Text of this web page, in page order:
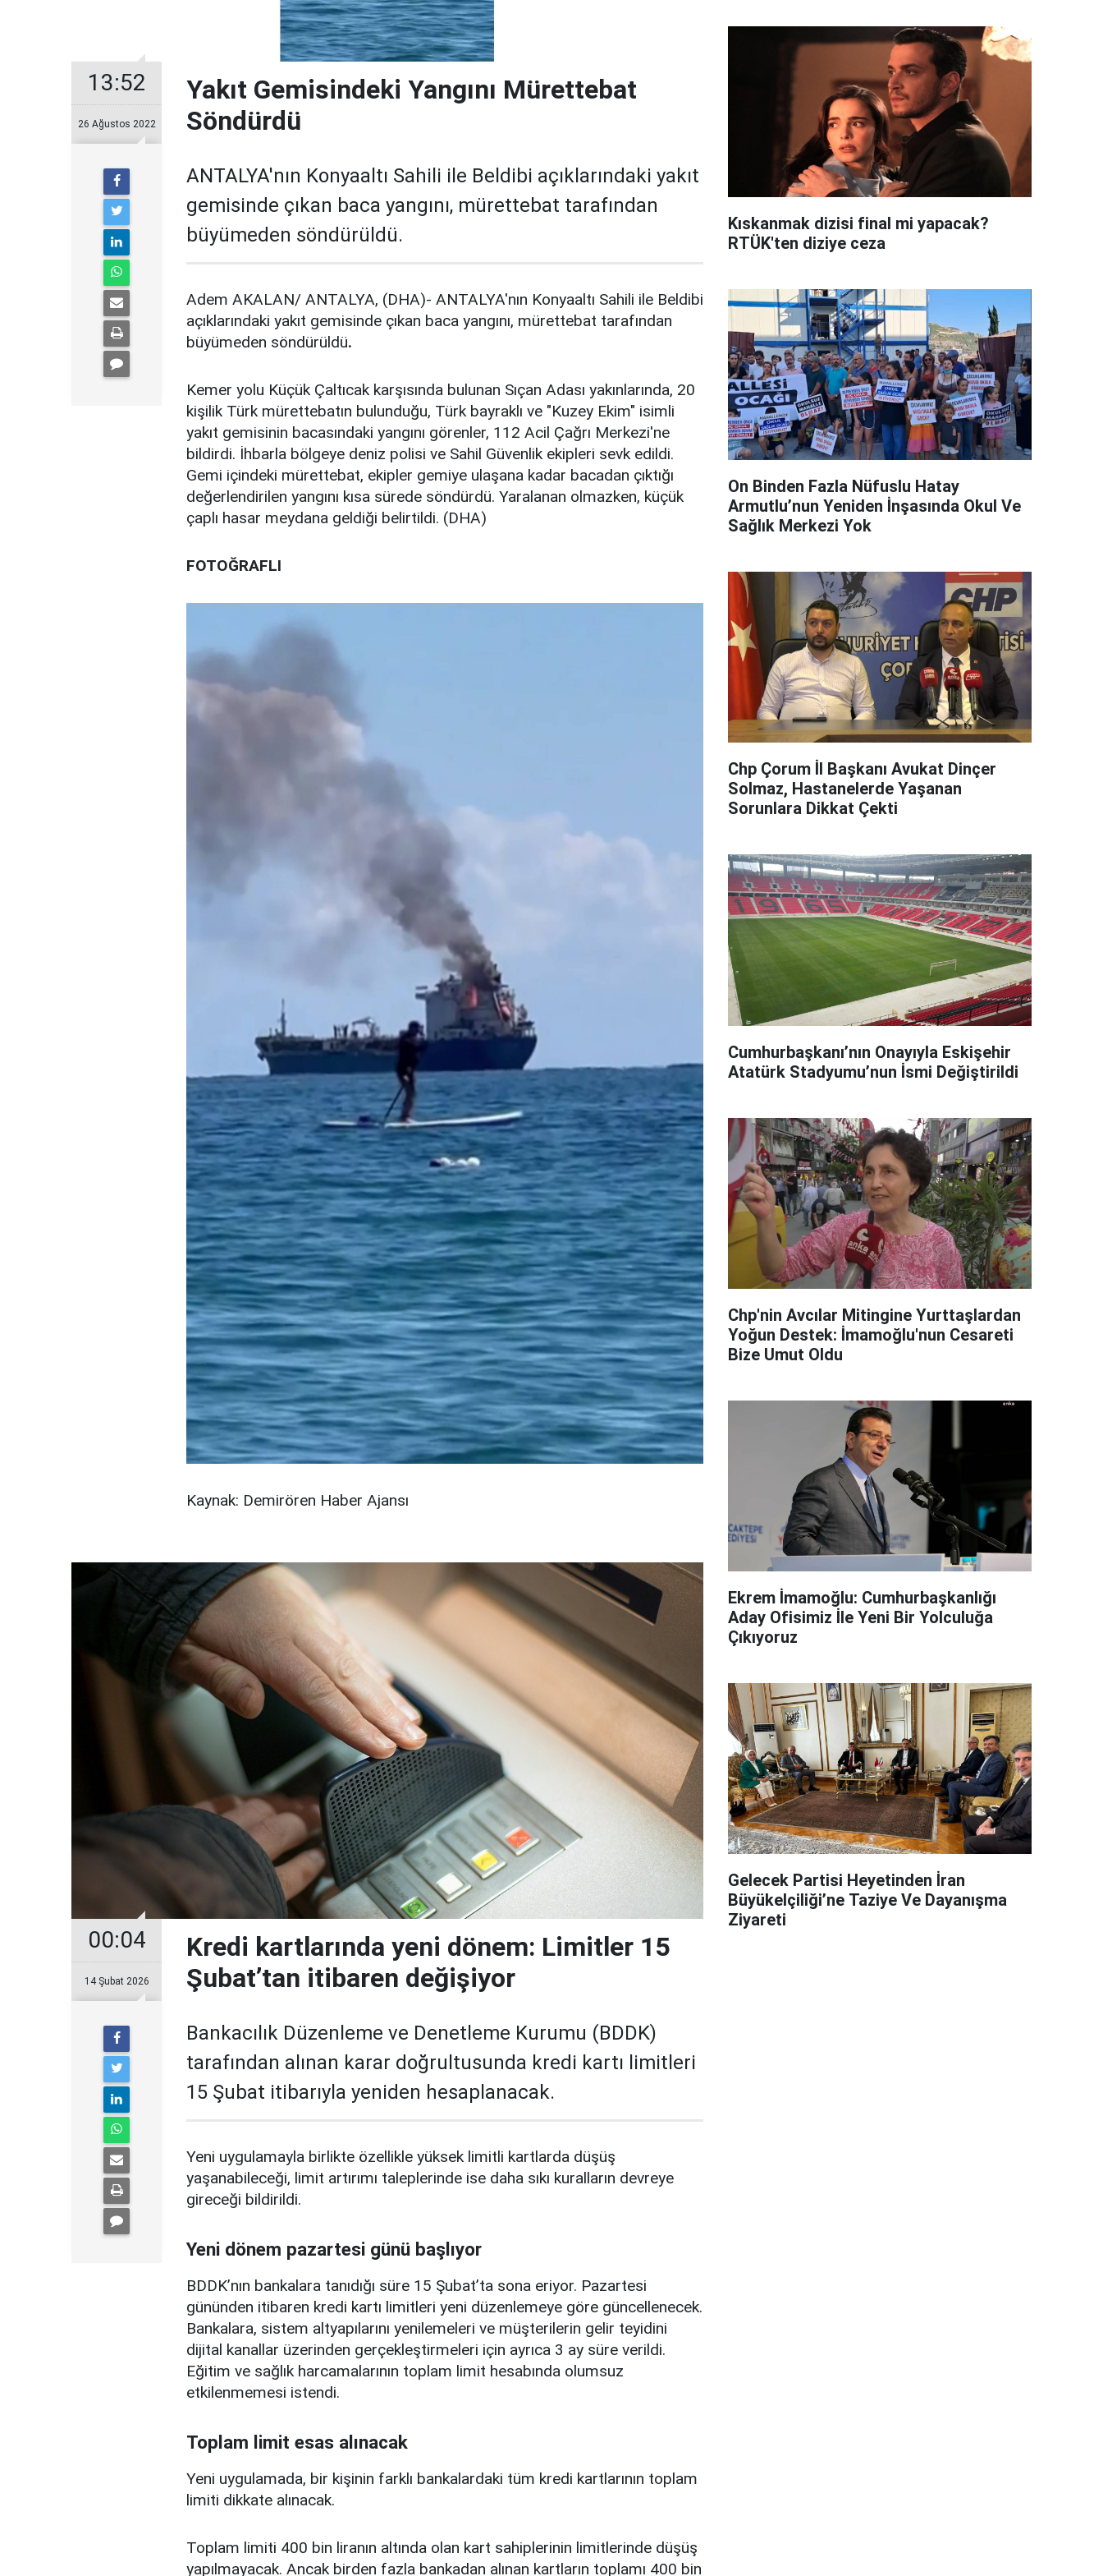
13:52
26 Ağustos 2022
Yakıt Gemisindeki Yangını Mürettebat
Söndürdü
ANTALYA'nın Konyaaltı Sahili ile Beldibi açıklarındaki yakıt
gemisinde çıkan baca yangını, mürettebat tarafından
büyümeden söndürüldü.
Adem AKALAN/ ANTALYA, (DHA)- ANTALYA'nın Konyaaltı Sahili ile Beldibi
açıklarındaki yakıt gemisinde çıkan baca yangını, mürettebat tarafından
büyümeden söndürüldü.
Kemer yolu Küçük Çaltıcak karşısında bulunan Sıçan Adası yakınlarında, 20
kişilik Türk mürettebatın bulunduğu, Türk bayraklı ve "Kuzey Ekim" isimli
yakıt gemisinin bacasındaki yangını görenler, 112 Acil Çağrı Merkezi'ne
bildirdi. İhbarla bölgeye deniz polisi ve Sahil Güvenlik ekipleri sevk edildi.
Gemi içindeki mürettebat, ekipler gemiye ulaşana kadar bacadan çıktığı
değerlendirilen yangını kısa sürede söndürdü. Yaralanan olmazken, küçük
çaplı hasar meydana geldiği belirtildi. (DHA)
FOTOĞRAFLI
Kaynak: Demirören Haber Ajansı
00:04
14 Şubat 2026
Kredi kartlarında yeni dönem: Limitler 15
Şubat’tan itibaren değişiyor
Bankacılık Düzenleme ve Denetleme Kurumu (BDDK)
tarafından alınan karar doğrultusunda kredi kartı limitleri
15 Şubat itibarıyla yeniden hesaplanacak.
Yeni uygulamayla birlikte özellikle yüksek limitli kartlarda düşüş
yaşanabileceği, limit artırımı taleplerinde ise daha sıkı kuralların devreye
gireceği bildirildi.
Yeni dönem pazartesi günü başlıyor
BDDK’nın bankalara tanıdığı süre 15 Şubat’ta sona eriyor. Pazartesi
gününden itibaren kredi kartı limitleri yeni düzenlemeye göre güncellenecek.
Bankalara, sistem altyapılarını yenilemeleri ve müşterilerin gelir teyidini
dijital kanallar üzerinden gerçekleştirmeleri için ayrıca 3 ay süre verildi.
Eğitim ve sağlık harcamalarının toplam limit hesabında olumsuz
etkilenmemesi istendi.
Toplam limit esas alınacak
Yeni uygulamada, bir kişinin farklı bankalardaki tüm kredi kartlarının toplam
limiti dikkate alınacak.
Toplam limiti 400 bin liranın altında olan kart sahiplerinin limitlerinde düşüş
yapılmayacak. Ancak birden fazla bankadan alınan kartların toplamı 400 bin
Kıskanmak dizisi final mi yapacak?
RTÜK'ten diziye ceza
On Binden Fazla Nüfuslu Hatay
Armutlu’nun Yeniden İnşasında Okul Ve
Sağlık Merkezi Yok
Chp Çorum İl Başkanı Avukat Dinçer
Solmaz, Hastanelerde Yaşanan
Sorunlara Dikkat Çekti
Cumhurbaşkanı’nın Onayıyla Eskişehir
Atatürk Stadyumu’nun İsmi Değiştirildi
Chp'nin Avcılar Mitingine Yurttaşlardan
Yoğun Destek: İmamoğlu'nun Cesareti
Bize Umut Oldu
Ekrem İmamoğlu: Cumhurbaşkanlığı
Aday Ofisimiz İle Yeni Bir Yolculuğa
Çıkıyoruz
Gelecek Partisi Heyetinden İran
Büyükelçiliği’ne Taziye Ve Dayanışma
Ziyareti